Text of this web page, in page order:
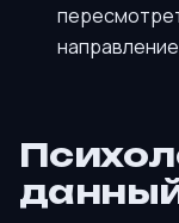
направление